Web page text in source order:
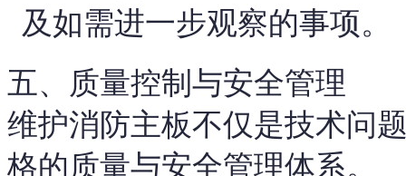
及如需进一步观察的事项。
五、质量控制与安全管理
维护消防主板不仅是技术问
格的质量与安全管理体系。